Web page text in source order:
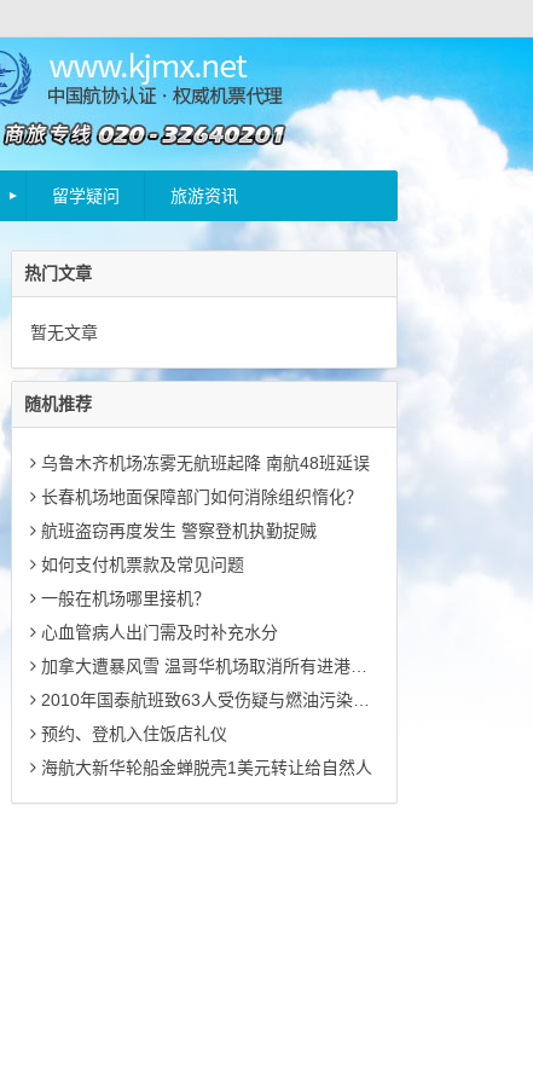
留学疑问 旅游资讯
热门文章
暂无文章
随机推荐
乌鲁木齐机场冻雾无航班起降 南航48班延误
长春机场地面保障部门如何消除组织惰化？
航班盗窃再度发生 警察登机执勤捉贼
如何支付机票款及常见问题
一般在机场哪里接机？
心血管病人出门需及时补充水分
加拿大遭暴风雪 温哥华机场取消所有进港航班
2010年国泰航班致63人受伤疑与燃油污染有关
预约、登机入住饭店礼仪
海航大新华轮船金蝉脱壳1美元转让给自然人